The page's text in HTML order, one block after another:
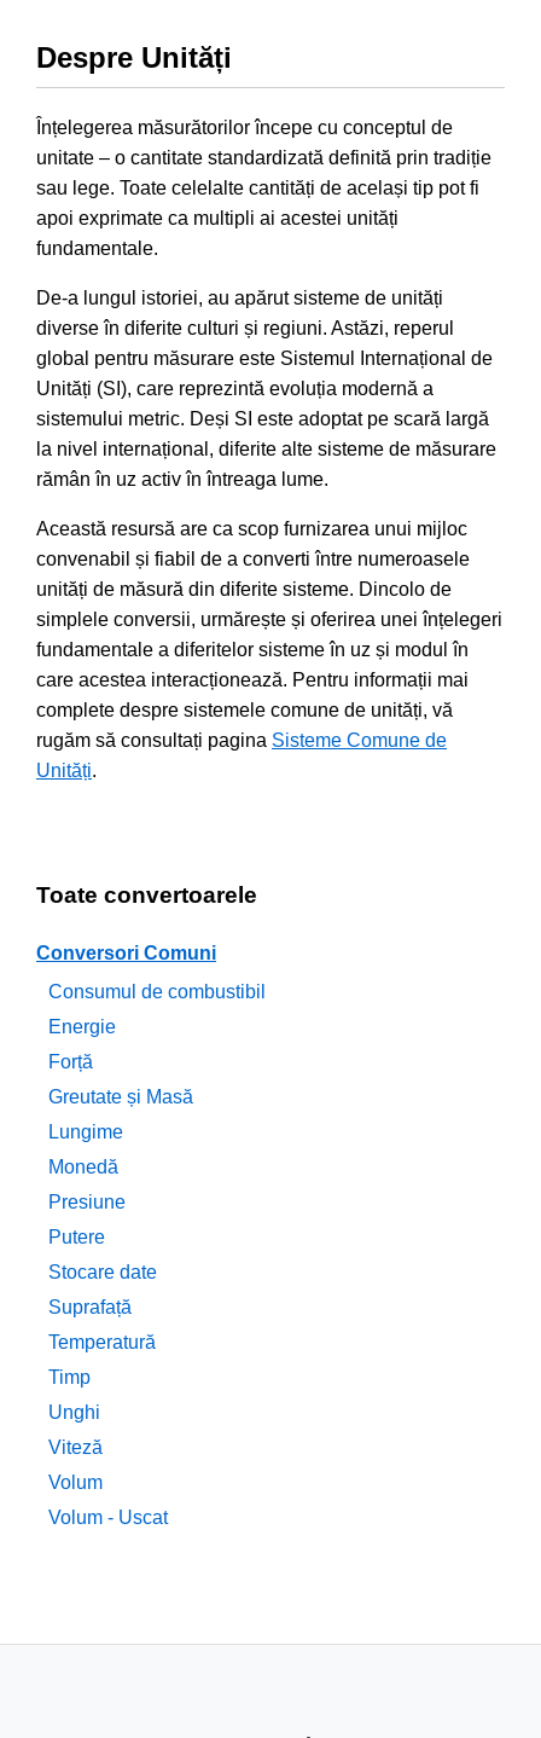
Despre Unități
Înțelegerea măsurătorilor începe cu conceptul de
unitate – o cantitate standardizată definită prin tradiție
sau lege. Toate celelalte cantități de același tip pot fi
apoi exprimate ca multipli ai acestei unități
fundamentale.
De-a lungul istoriei, au apărut sisteme de unități
diverse în diferite culturi și regiuni. Astăzi, reperul
global pentru măsurare este Sistemul Internațional de
Unități (SI), care reprezintă evoluția modernă a
sistemului metric. Deși SI este adoptat pe scară largă
la nivel internațional, diferite alte sisteme de măsurare
rămân în uz activ în întreaga lume.
Această resursă are ca scop furnizarea unui mijloc
convenabil și fiabil de a converti între numeroasele
unități de măsură din diferite sisteme. Dincolo de
simplele conversii, urmărește și oferirea unei înțelegeri
fundamentale a diferitelor sisteme în uz și modul în
care acestea interacționează. Pentru informații mai
complete despre sistemele comune de unități, vă
rugăm să consultați pagina Sisteme Comune de
Unități.
Toate convertoarele
Conversori Comuni
Consumul de combustibil
Energie
Forță
Greutate și Masă
Lungime
Monedă
Presiune
Putere
Stocare date
Suprafață
Temperatură
Timp
Unghi
Viteză
Volum
Volum - Uscat